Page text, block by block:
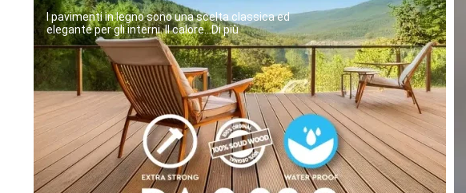
I pavimenti in legno sono una scelta classica ed
elegante per gli interni. Il calore...Di più